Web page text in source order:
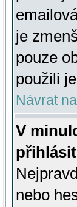
je
pouze
použili
Návrat
V
nebo